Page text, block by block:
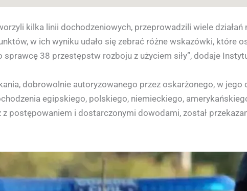
kilka linii dochodzeniowych, przeprowadzili wiele
w ich wyniku udało się zebrać różne wskazówki, które
38 przestępstw rozboju z użyciem siły”, dodaje
dobrowolnie autoryzowanego przez oskarżonego, w jego
egipskiego, polskiego, niemieckiego,
z postępowaniem i dostarczonymi dowodami, został